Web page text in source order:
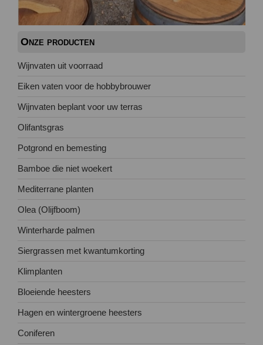
Onze producten
Wijnvaten uit voorraad
Eiken vaten voor de hobbybrouwer
Wijnvaten beplant voor uw terras
Olifantsgras
Potgrond en bemesting
Bamboe die niet woekert
Mediterrane planten
Olea (Olijfboom)
Winterharde palmen
Siergrassen met kwantumkorting
Klimplanten
Bloeiende heesters
Hagen en wintergroene heesters
Coniferen